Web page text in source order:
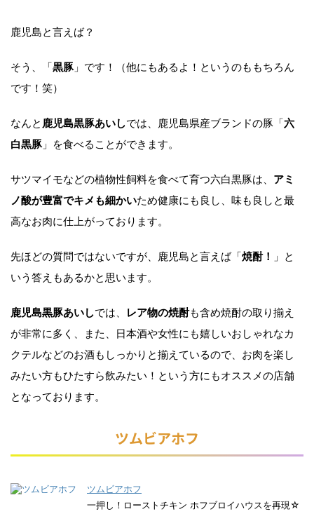
鹿児島と言えば？
そう、「黒豚」です！（他にもあるよ！というのももちろん
です！笑）
なんと 鹿児島黒豚あいしでは、鹿児島県産ブランドの豚「六
白黒豚」を食べることができます。
サツマイモなどの植物性飼料を食べて育つ六白黒豚は、 アミ
ノ酸が豊富でキメも細かいため健康にも良し、味も良しと最
高なお肉に仕上がっております。
先ほどの質問ではないですが、鹿児島と言えば「焼酎！ 」と
いう答えもあるかと思います。
鹿児島黒豚あいしでは、 レア物の焼酎も含め焼酎の取り揃え
が非常に多く、また、日本酒や女性にも嬉しいおしゃれなカ
クテルなどのお酒もしっかりと揃えているので、お肉を楽し
みたい方もひたすら飲みたい！という方にもオススメの店舗
となっております。
ツムビアホフ
ツムビアホフ
一押し！ローストチキン ホフブロイハウスを再現☆